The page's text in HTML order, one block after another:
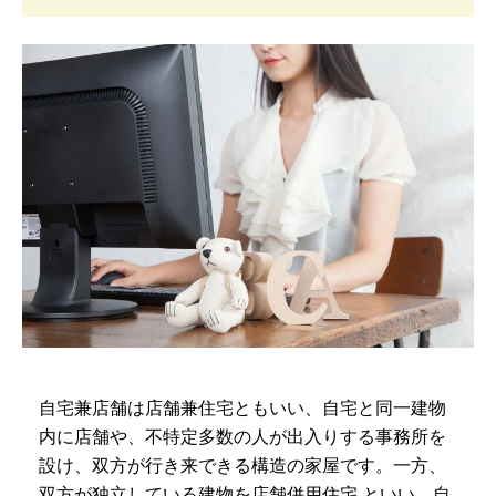
自宅兼店舗は店舗兼住宅ともいい、自宅と同一建物
内に店舗や、不特定多数の人が出入りする事務所を
設け、双方が行き来できる構造の家屋です。一方、